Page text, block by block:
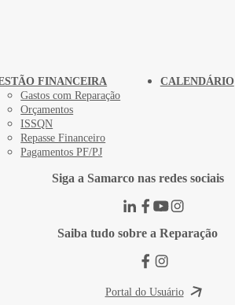
FINANCEIRA
Gastos com Reparação
Orçamentos
ISSQN
Repasse Financeiro
Pagamentos PF/PJ
CALENDÁRIO
Siga a Samarco nas redes sociais
Saiba tudo sobre a Reparação
Portal do Usuário